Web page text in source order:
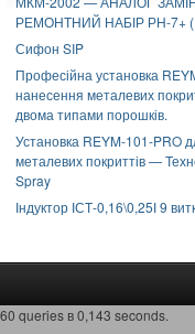
РЕМОНТНИЙ НАБІР РН-7+
Сифон SIP
Професійна установка
нанесення металевих
двома типами порошків.
Установка REYM-101-PRO
металевих покриттів —
Spray
Індуктор ІСТ-0,16\0,25І 9
60 queries в 0,143 seconds.